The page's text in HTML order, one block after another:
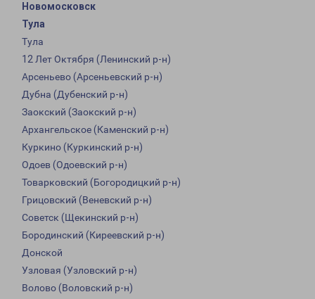
Новомосковск
Тула
Тула
12 Лет Октября (Ленинский р-н)
Арсеньево (Арсеньевский р-н)
Дубна (Дубенский р-н)
Заокский (Заокский р-н)
Архангельское (Каменский р-н)
Куркино (Куркинский р-н)
Одоев (Одоевский р-н)
Товарковский (Богородицкий р-н)
Грицовский (Веневский р-н)
Советск (Щекинский р-н)
Бородинский (Киреевский р-н)
Донской
Узловая (Узловский р-н)
Волово (Воловский р-н)